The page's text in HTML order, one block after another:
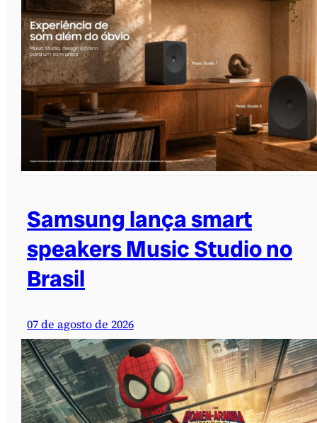
Samsung lança smart
speakers Music Studio no
Brasil
07 de agosto de 2026